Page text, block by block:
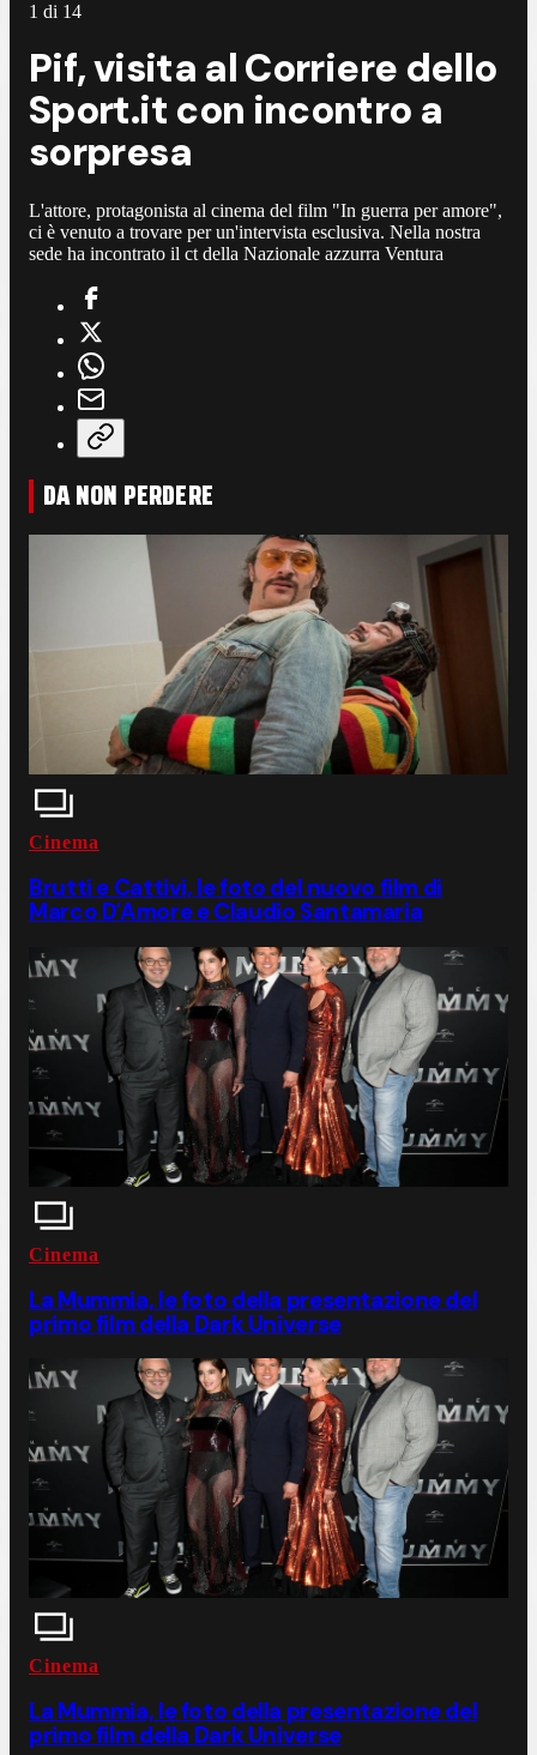
1 di 14
Pif, visita al Corriere dello
Sport.it con incontro a
sorpresa
L'attore, protagonista al cinema del film "In guerra per amore",
ci è venuto a trovare per un'intervista esclusiva. Nella nostra
sede ha incontrato il ct della Nazionale azzurra Ventura
DA NON PERDERE
Cinema
Brutti e Cattivi, le foto del nuovo film di
Marco D'Amore e Claudio Santamaria
Cinema
La Mummia, le foto della presentazione del
primo film della Dark Universe
Cinema
La Mummia, le foto della presentazione del
primo film della Dark Universe